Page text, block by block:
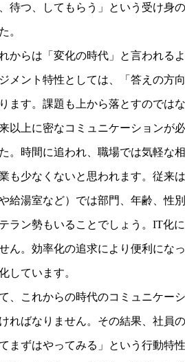
待つ、してもらう」という受け身
。
からは「変化の時代」と言われる
メント特性としては、「答えの方
ます。課題も上から落とすのでは
以上に密なコミュニケーションが
。時間に追われ、職場では気軽な
も少なくないと思われます。従来
給湯室など）では部門、年齢、性
ラン勢もいることでしょう。IT化
ん。効率化の追求により便利にな
しています。
、これからの時代のコミュニケー
ればなりません。その結果、社員
まずはやってみる」という行動特